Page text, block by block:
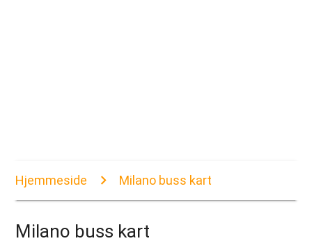
Hjemmeside Milano buss kart
Milano buss kart